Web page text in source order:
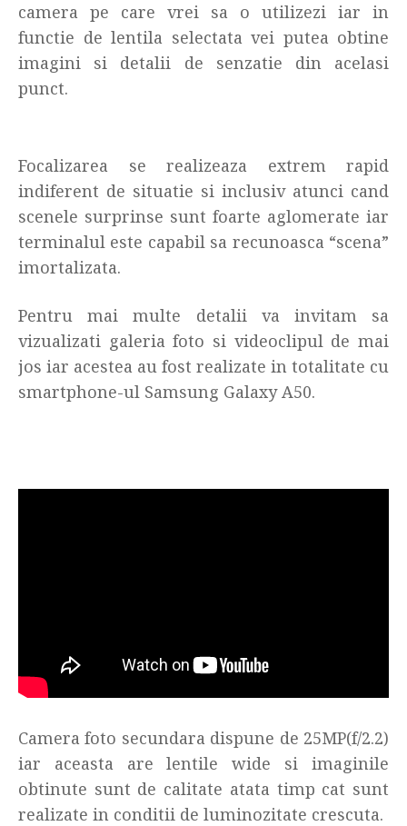
camera pe care vrei sa o utilizezi iar in
functie de lentila selectata vei putea obtine
imagini si detalii de senzatie din acelasi
punct.
Focalizarea se realizeaza extrem rapid
indiferent de situatie si inclusiv atunci cand
scenele surprinse sunt foarte aglomerate iar
terminalul este capabil sa recunoasca “scena”
imortalizata.
Pentru mai multe detalii va invitam sa
vizualizati galeria foto si videoclipul de mai
jos iar acestea au fost realizate in totalitate cu
smartphone-ul Samsung Galaxy A50.
Camera foto secundara dispune de 25MP(f/2.2)
iar aceasta are lentile wide si imaginile
obtinute sunt de calitate atata timp cat sunt
realizate in conditii de luminozitate crescuta.